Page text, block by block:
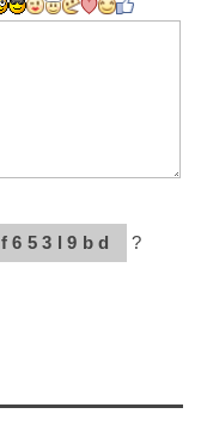
f653l9bd ?